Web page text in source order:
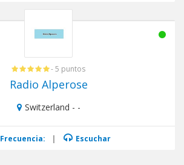
- 5 puntos
Radio Alperose
Switzerland - -
Frecuencia: | Escuchar